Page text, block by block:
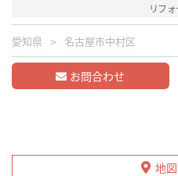
リフ
愛知県 名古屋市中村区
お問合わせ
地